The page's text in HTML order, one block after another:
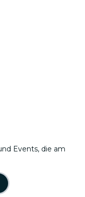
Events, die am